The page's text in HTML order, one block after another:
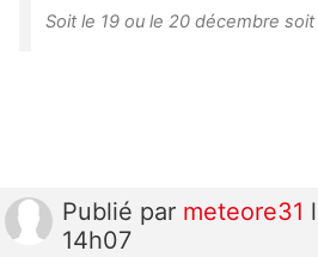
Soit le 19 ou le 20 décembre soit
Publié par meteore31
14h07